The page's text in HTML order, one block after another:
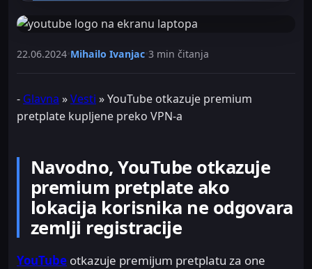
22.06.2024 Mihailo Ivanjac 3 min čitanja
- Glavna »Vesti »YouTube otkazuje premium
pretplate kupljene preko VPN-a
Navodno, YouTube otkazuje
premium pretplate ako
lokacija korisnika ne odgovara
zemlji registracije
YouTube otkazuje premijum pretplatu za one